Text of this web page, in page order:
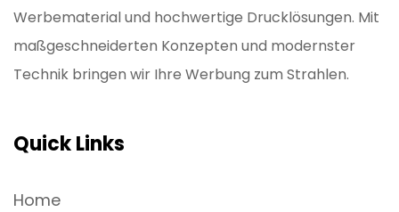
Werbematerial und hochwertige Drucklösungen. Mit
maßgeschneiderten Konzepten und modernster
Technik bringen wir Ihre Werbung zum Strahlen.
Quick Links
Home